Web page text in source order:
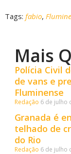
Tags: fabio,
Mais
Polícia Civil
de vans e
Fluminense
Redação 6 de julho
Granada é
telhado de
do Rio
Redação 6 de julho